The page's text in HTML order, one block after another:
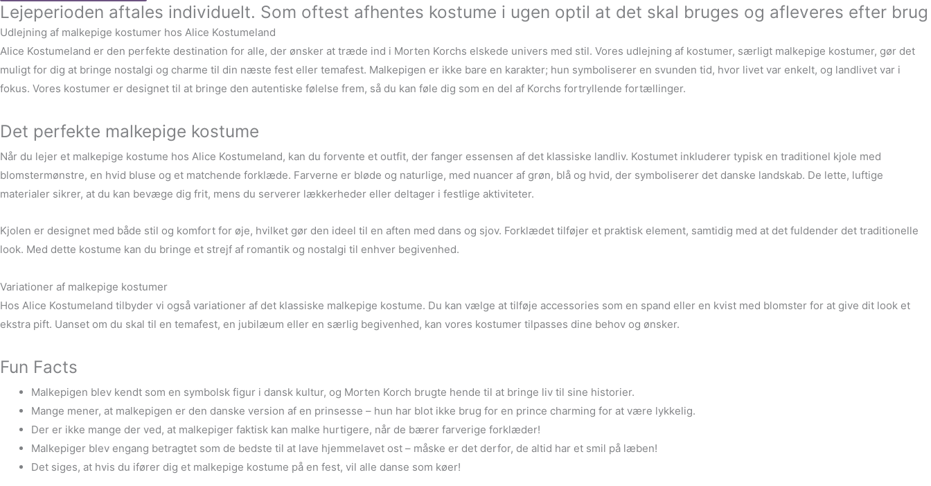
Lejeperioden aftales individuelt. Som oftest afhentes kostume i ugen optil at det skal bruges og afleveres efter brug
Udlejning af malkepige kostumer hos Alice Kostumeland
Alice Kostumeland er den perfekte destination for alle, der ønsker at træde ind i Morten Korchs elskede univers med stil. Vores udlejning af kostumer, særligt malkepige kostumer, gør det
muligt for dig at bringe nostalgi og charme til din næste fest eller temafest. Malkepigen er ikke bare en karakter; hun symboliserer en svunden tid, hvor livet var enkelt, og landlivet var i
fokus. Vores kostumer er designet til at bringe den autentiske følelse frem, så du kan føle dig som en del af Korchs fortryllende fortællinger.
Det perfekte malkepige kostume
Når du lejer et malkepige kostume hos Alice Kostumeland, kan du forvente et outfit, der fanger essensen af det klassiske landliv. Kostumet inkluderer typisk en traditionel kjole med
blomstermønstre, en hvid bluse og et matchende forklæde. Farverne er bløde og naturlige, med nuancer af grøn, blå og hvid, der symboliserer det danske landskab. De lette, luftige
materialer sikrer, at du kan bevæge dig frit, mens du serverer lækkerheder eller deltager i festlige aktiviteter.
Kjolen er designet med både stil og komfort for øje, hvilket gør den ideel til en aften med dans og sjov. Forklædet tilføjer et praktisk element, samtidig med at det fuldender det traditionelle
look. Med dette kostume kan du bringe et strejf af romantik og nostalgi til enhver begivenhed.
Variationer af malkepige kostumer
Hos Alice Kostumeland tilbyder vi også variationer af det klassiske malkepige kostume. Du kan vælge at tilføje accessories som en spand eller en kvist med blomster for at give dit look et
ekstra pift. Uanset om du skal til en temafest, en jubilæum eller en særlig begivenhed, kan vores kostumer tilpasses dine behov og ønsker.
Fun Facts
Malkepigen blev kendt som en symbolsk figur i dansk kultur, og Morten Korch brugte hende til at bringe liv til sine historier.
Mange mener, at malkepigen er den danske version af en prinsesse – hun har blot ikke brug for en prince charming for at være lykkelig.
Der er ikke mange der ved, at malkepiger faktisk kan malke hurtigere, når de bærer farverige forklæder!
Malkepiger blev engang betragtet som de bedste til at lave hjemmelavet ost – måske er det derfor, de altid har et smil på læben!
Det siges, at hvis du ifører dig et malkepige kostume på en fest, vil alle danse som køer!